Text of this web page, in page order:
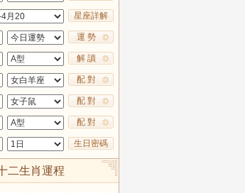
星座詳解
運 勢
解 讀
配 對
配 對
配 對
生日密碼
二生肖運程